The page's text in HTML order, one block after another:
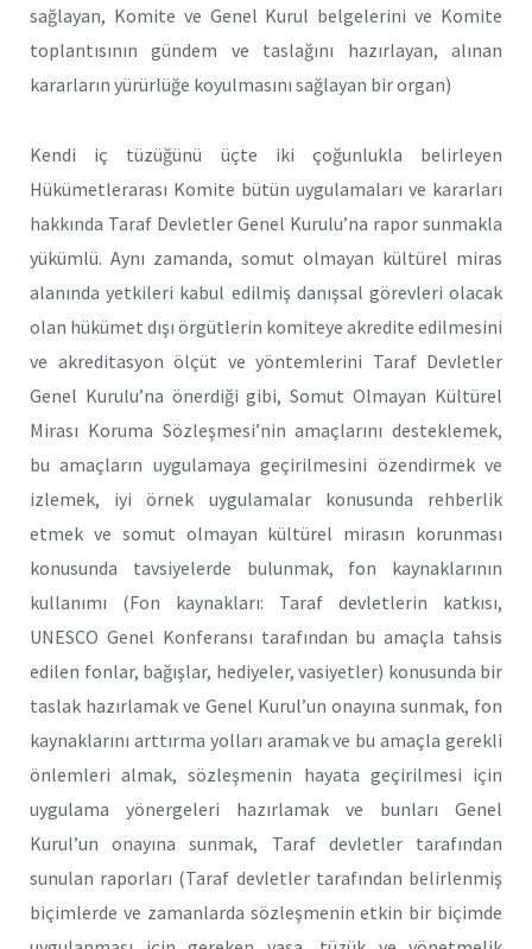
sağlayan, Komite ve Genel Kurul belgelerini ve Komite
toplantısının gündem ve taslağını hazırlayan, alınan
kararların yürürlüğe koyulmasını sağlayan bir organ)
Kendi iç tüzüğünü üçte iki çoğunlukla belirleyen
Hükümetlerarası Komite bütün uygulamaları ve kararları
hakkında Taraf Devletler Genel Kurulu’na rapor sunmakla
yükümlü. Aynı zamanda, somut olmayan kültürel miras
alanında yetkileri kabul edilmiş danışsal görevleri olacak
olan hükümet dışı örgütlerin komiteye akredite edilmesini
ve akreditasyon ölçüt ve yöntemlerini Taraf Devletler
Genel Kurulu’na önerdiği gibi, Somut Olmayan Kültürel
Mirası Koruma Sözleşmesi’nin amaçlarını desteklemek,
bu amaçların uygulamaya geçirilmesini özendirmek ve
izlemek, iyi örnek uygulamalar konusunda rehberlik
etmek ve somut olmayan kültürel mirasın korunması
konusunda tavsiyelerde bulunmak, fon kaynaklarının
kullanımı (Fon kaynakları: Taraf devletlerin katkısı,
UNESCO Genel Konferansı tarafından bu amaçla tahsis
edilen fonlar, bağışlar, hediyeler, vasiyetler) konusunda bir
taslak hazırlamak ve Genel Kurul’un onayına sunmak, fon
kaynaklarını arttırma yolları aramak ve bu amaçla gerekli
önlemleri almak, sözleşmenin hayata geçirilmesi için
uygulama yönergeleri hazırlamak ve bunları Genel
Kurul’un onayına sunmak, Taraf devletler tarafından
sunulan raporları (Taraf devletler tarafından belirlenmiş
biçimlerde ve zamanlarda sözleşmenin etkin bir biçimde